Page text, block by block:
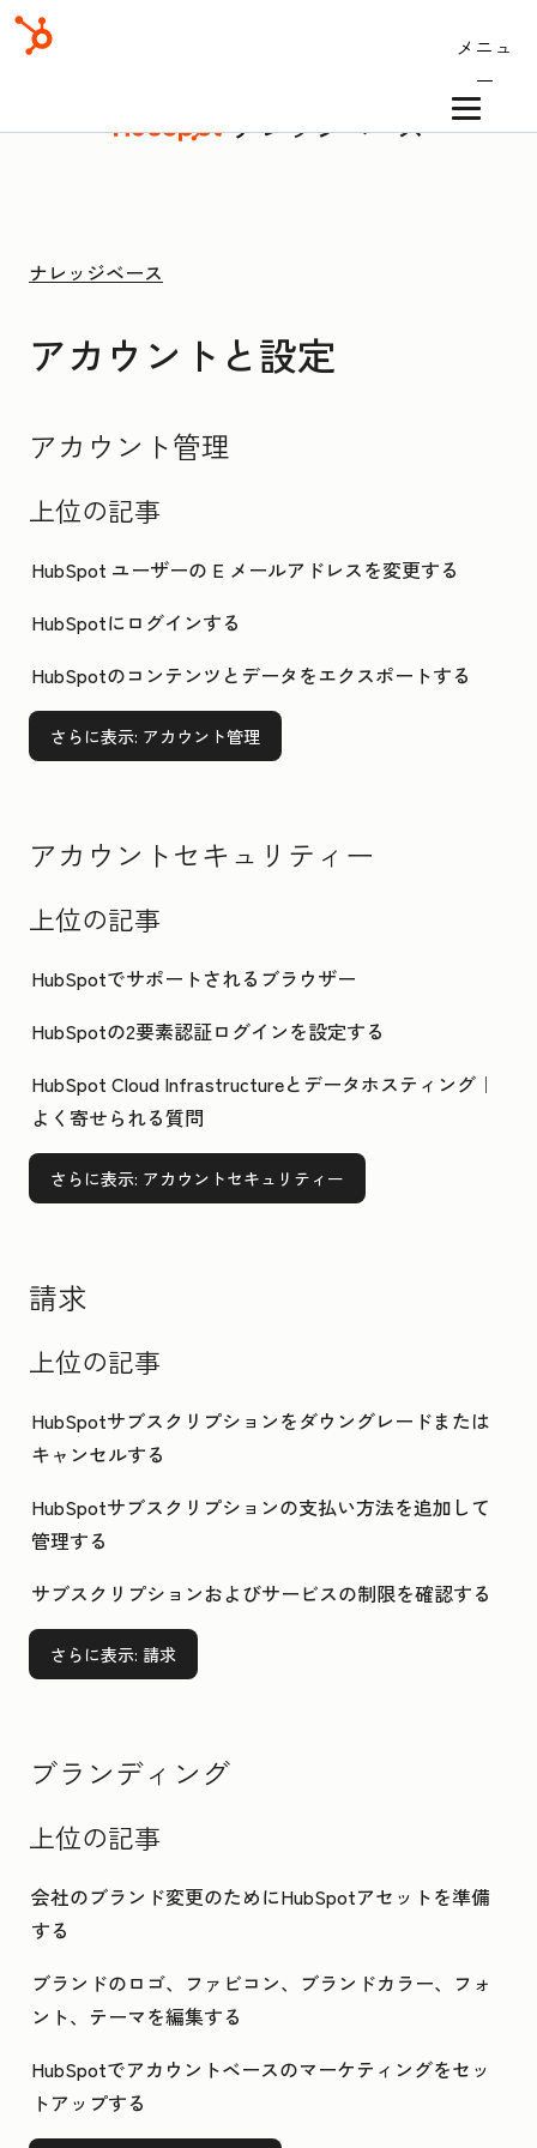
メニュ
ー
ナレッジベース
ナレッジベース
アカウントと設定
アカウント管理
上位の記事
HubSpot ユーザーの E メールアドレスを変更する
HubSpotにログインする
HubSpotのコンテンツとデータをエクスポートする
さらに表示: アカウント管理
アカウントセキュリティー
上位の記事
HubSpotでサポートされるブラウザー
HubSpotの2要素認証ログインを設定する
HubSpot Cloud Infrastructureとデータホスティング｜
よく寄せられる質問
さらに表示: アカウントセキュリティー
請求
上位の記事
HubSpotサブスクリプションをダウングレードまたは
キャンセルする
HubSpotサブスクリプションの支払い方法を追加して
管理する
サブスクリプションおよびサービスの制限を確認する
さらに表示: 請求
ブランディング
上位の記事
会社のブランド変更のためにHubSpotアセットを準備
する
ブランドのロゴ、ファビコン、ブランドカラー、フォ
ント、テーマを編集する
HubSpotでアカウントベースのマーケティングをセッ
トアップする